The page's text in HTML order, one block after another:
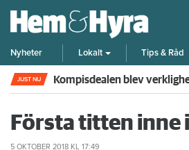
Nyheter Lokalt Tips & Råd
JUST NU Kompisdealen blev
Första titten inne
5 OKTOBER 2018 KL 17:49